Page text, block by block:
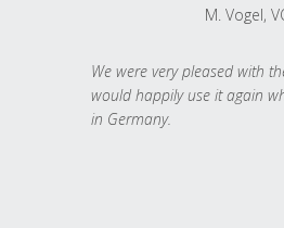
M. Vogel,
We were very pleased with
would happily use it again
in Germany.